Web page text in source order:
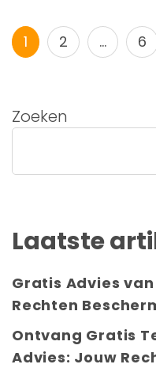
Pagina
1 Pagina
2 … 6
Zoeken
Laatste
Gratis Advies
Rechten
Ontvang Gratis
Advies: Jouw